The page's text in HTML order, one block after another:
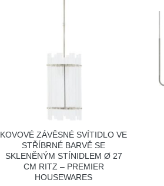
KOVOVÉ ZÁVĚSNÉ SVÍTIDLO VE
STŘÍBRNÉ BARVĚ SE
SKLENĚNÝM STÍNIDLEM Ø 27
CM RITZ – PREMIER
HOUSEWARES